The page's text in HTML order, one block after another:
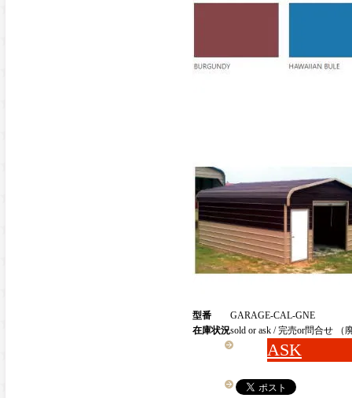
型番
GARAGE-CAL-GNE
在庫状況sold or ask / 完売or問合せ
ASK